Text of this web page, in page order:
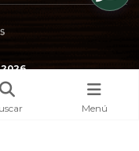
Menú